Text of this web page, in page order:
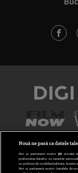
Nouă ne pasă ca datele
Noi și partenerii noștri 30stocăm
prelucrarea datelor cu caracter
cu politica de confidențialitate.
Noi si partenerii nostri (retelele de